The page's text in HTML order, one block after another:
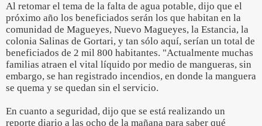
Al retomar el tema de la falta de agua potable, dijo que el
próximo año los beneficiados serán los que habitan en la
comunidad de Magueyes, Nuevo Magueyes, la Estancia, la
colonia Salinas de Gortari, y tan sólo aquí, serían un total de
beneficiados de 2 mil 800 habitantes. "Actualmente muchas
familias atraen el vital líquido por medio de mangueras, sin
embargo, se han registrado incendios, en donde la manguera
se quema y se quedan sin el servicio.
En cuanto a seguridad, dijo que se está realizando un
reporte diario a las ocho de la mañana para saber qué